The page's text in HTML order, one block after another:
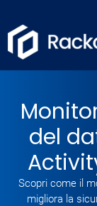
VPS
Server
del
Scopri come il
migliora la